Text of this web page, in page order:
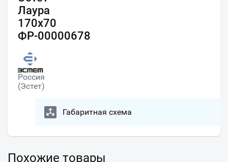
Лаура
170x70
ФР-00000678
Россия
(Эстет)
Габаритная схема
Похожие товары